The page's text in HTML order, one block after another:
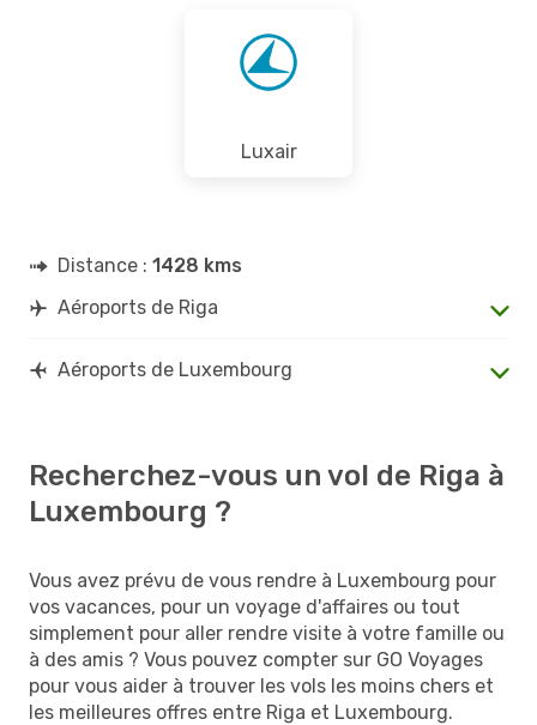
Luxair
Distance : 1428 kms
Aéroports de Riga
Aéroports de Luxembourg
Recherchez-vous un vol de Riga à
Luxembourg ?
Vous avez prévu de vous rendre à Luxembourg pour
vos vacances, pour un voyage d'affaires ou tout
simplement pour aller rendre visite à votre famille ou
à des amis ? Vous pouvez compter sur GO Voyages
pour vous aider à trouver les vols les moins chers et
les meilleures offres entre Riga et Luxembourg.